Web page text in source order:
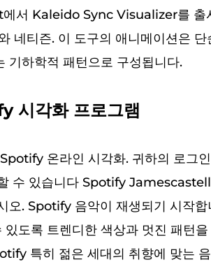
서 Kaleido Sync Visualizer를 출
네티즌. 이 도구의 애니메이션은
기하학적 패턴으로 구성됩니다.
시각화 프로그램
온라인 시각화. 귀하의 로그
수 있습니다 Spotify
오. Spotify 음악이 재생되기 시작합
도록 트렌디한 색상과 멋진 패턴
특히 젊은 세대의 취향에 맞는